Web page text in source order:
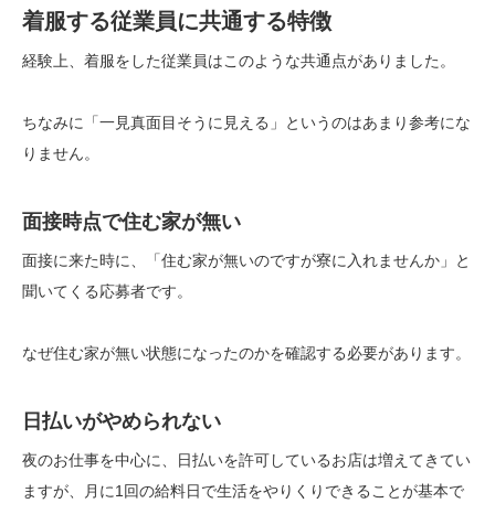
着服する従業員に共通する特徴
経験上、着服をした従業員はこのような共通点がありました。
ちなみに「一見真面目そうに見える」というのはあまり参考にな
りません。
面接時点で住む家が無い
面接に来た時に、「住む家が無いのですが寮に入れませんか」と
聞いてくる応募者です。
なぜ住む家が無い状態になったのかを確認する必要があります。
日払いがやめられない
夜のお仕事を中心に、日払いを許可しているお店は増えてきてい
ますが、月に1回の給料日で生活をやりくりできることが基本で